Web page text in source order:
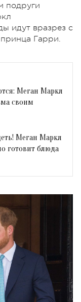
подруги
идут вразрез с
Гарри.
Меган Маркл
своим
Меган Маркл
готовит блюда